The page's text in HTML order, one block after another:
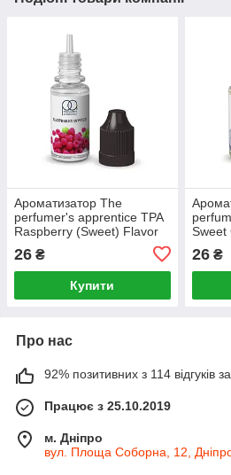
Ароматизатор The
perfumer's apprentice TPA
Raspberry (Sweet) Flavor
26 ₴
Купити
Sweet
26₴
Про нас
92% позитивних з 114 відгуків за
Працює з 25.10.2019
м. Дніпро
вул. Площа Соборна, 12,